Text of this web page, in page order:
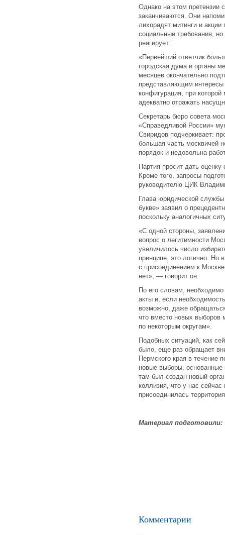
Однако на этом претензии
заканчиваются. Они
лихорадят митинги и акции
социальные требования,
реагирует:
«Первейший ответчик
городская дума и органы
месяцев окончательно
представляющим
конфигурация, при
адекватно отражать
Секретарь бюро совета
«Справедливой России»
Свиридов подчеркивает:
большая часть москвичей
порядок и недовольна
Партия просит дать
Кроме того, запросы
руководителю ЦИК
Глава юридической
букве» заявил о
поскольку аналогичных
«С одной стороны,
вопрос о легитимности
увеличилось число
принципе, это логично. Но
с присоединением к
нет», — говорит он.
По его словам,
акты и, если
возможно, даже
что вместо новых выборов
по некоторым округам».
Подобных ситуаций, как
было, еще раз обращает
Пермского края в течение
новые выборы, основанные
там был создан новый
коллизия, что у нас сейчас
присоединилась
Материал подготовили:
Комментарии